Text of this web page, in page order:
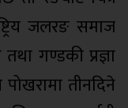
जलरङ समाज
गण्डकी प्रज्ञा
तीनदिने